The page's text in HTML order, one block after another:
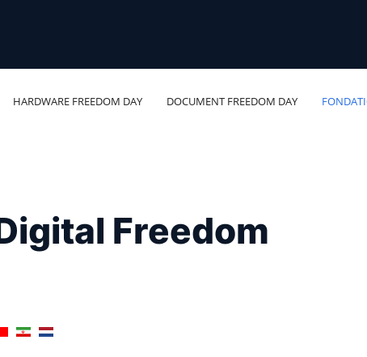
HARDWARE FREEDOM DAY DOCUMENT FREEDOM DAY
Freedom